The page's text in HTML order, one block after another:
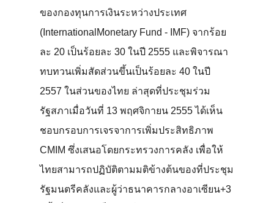
ของกองทุนการเงินระหว่างประเทศ
(InternationalMonetary Fund - IMF) จากร้อย
ละ 20 เป็นร้อยละ 30 ในปี 2555 และพิจารณา
ทบทวนเพิ่มสัดส่วนขึ้นเป็นร้อยละ 40 ในปี
2557 ในส่วนของไทย ล่าสุดที่ประชุมร่วม
รัฐสภาเมื่อวันที่ 13 พฤศจิกายน 2555 ได้เห็น
ชอบกรอบการเจรจาการเพิ่มประสิทธิภาพ
CMIM ซึ่งเสนอโดยกระทรวงการคลัง เพื่อให้
ไทยสามารถปฏิบัติตามมติข้างต้นของที่ประชุม
รัฐมนตรีคลังและผู้ว่าธนาคารกลางอาเซียน+3